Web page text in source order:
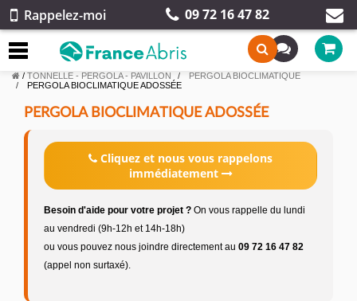
Rappelez-moi 09 72 16 47 82
/ TONNELLE - PERGOLA - PAVILLON
PERGOLA BIOCLIMATIQUE
PERGOLA BIOCLIMATIQUE ADOSSÉE
PERGOLA BIOCLIMATIQUE ADOSSÉE
Cliquez et nous vous rappelons
immédiatement
Besoin d'aide pour votre projet ? On vous rappelle du lundi
au vendredi (9h-12h et 14h-18h)
ou vous pouvez nous joindre directement au 09 72 16 47 82
(appel non surtaxé).